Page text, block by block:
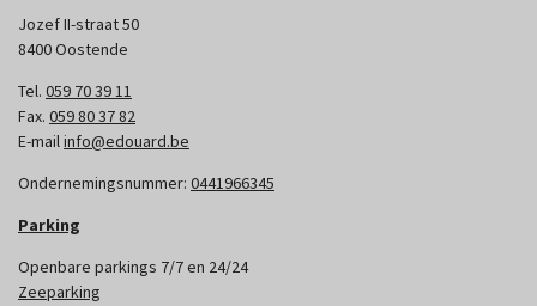
Jozef II-straat 50
8400 Oostende
Tel. 059 70 39 11
Fax. 059 80 37 82
E-mailinfo@edouard.be
Ondernemingsnummer: 0441966345
Parking
Openbare parkings 7/7 en 24/24
Zeeparking